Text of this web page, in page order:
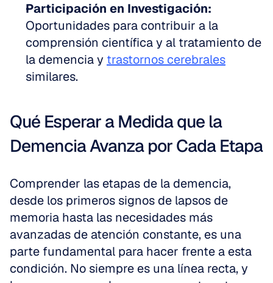
Participación en Investigación:
Oportunidades para contribuir a la
comprensión científica y al tratamiento de
la demencia y trastornos cerebrales
similares.
Qué Esperar a Medida que la
Demencia Avanza por Cada Etapa
Comprender las etapas de la demencia,
desde los primeros signos de lapsos de
memoria hasta las necesidades más
avanzadas de atención constante, es una
parte fundamental para hacer frente a esta
condición. No siempre es una línea recta, y